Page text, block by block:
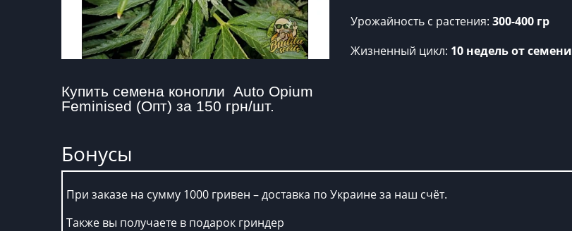
Купить семена конопли  Auto Opium
Feminised (Опт) за 150 грн/шт.
Урожайность c растения: 300-400 гр
Жизненный цикл: 10 недель от семени
Бонусы
При заказе на сумму 1000 гривен – доставка по Украине за наш счёт.
Также вы получаете в подарок гриндер